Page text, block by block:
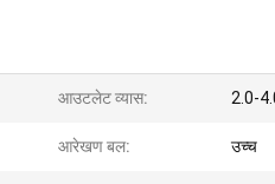
आउटलेट व्यास: 2.0-
आरेखण बल: उच्च